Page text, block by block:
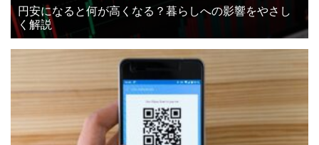
円安になると何が高くなる？暮らしへの影響をやさし
く解説